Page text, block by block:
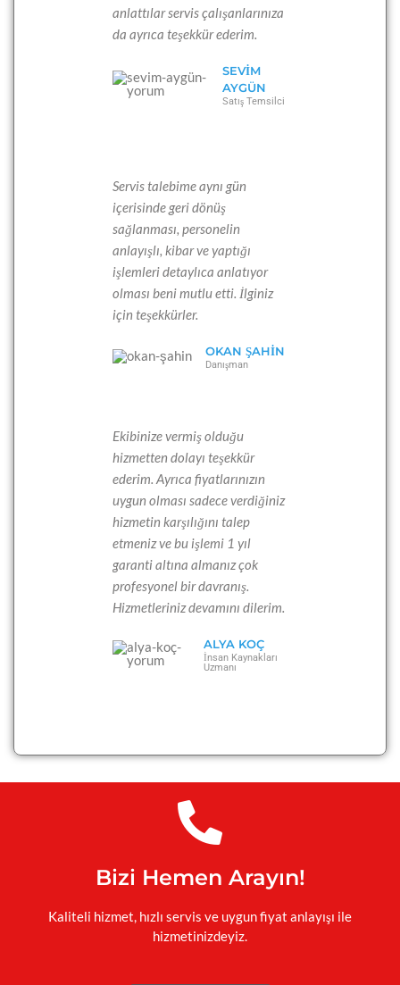
anlattılar servis çalışanlarınıza
da ayrıca teşekkür ederim.
SEVIM
AYGÜN
Satış Temsilci
Servis talebime aynı gün
içerisinde geri dönüş
sağlanması, personelin
anlayışlı, kibar ve yaptığı
işlemleri detaylıca anlatıyor
olması beni mutlu etti. İlginiz
için teşekkürler.
OKAN ŞAHIN
Danışman
Ekibinize vermiş olduğu
hizmetten dolayı teşekkür
ederim. Ayrıca fiyatlarınızın
uygun olması sadece verdiğiniz
hizmetin karşılığını talep
etmeniz ve bu işlemi 1 yıl
garanti altına almanız çok
profesyonel bir davranış.
Hizmetleriniz devamını dilerim.
ALYA KOÇ
İnsan Kaynakları
Uzmanı
Bizi Hemen Arayın!
Kaliteli hizmet, hızlı servis ve uygun fiyat anlayışı ile
hizmetinizdeyiz.